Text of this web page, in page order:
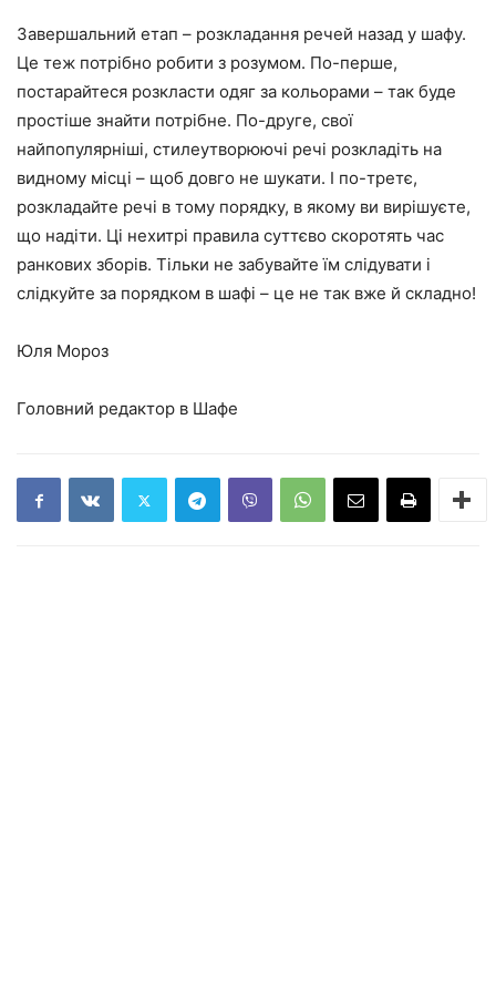
Завершальний етап – розкладання речей назад у шафу.
Це теж потрібно робити з розумом. По-перше,
постарайтеся розкласти одяг за кольорами – так буде
простіше знайти потрібне. По-друге, свої
найпопулярніші, стилеутворюючі речі розкладіть на
видному місці – щоб довго не шукати. І по-третє,
розкладайте речі в тому порядку, в якому ви вирішуєте,
що надіти. Ці нехитрі правила суттєво скоротять час
ранкових зборів. Тільки не забувайте їм слідувати і
слідкуйте за порядком в шафі – це не так вже й складно!
Юля Мороз
Головний редактор в Шафе